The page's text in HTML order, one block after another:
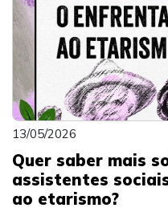
13/05/2026
Quer saber mais
assistentes
ao etarismo?